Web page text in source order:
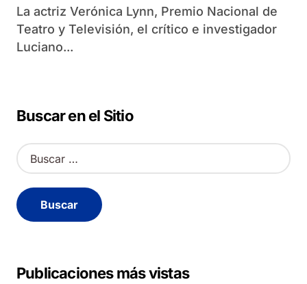
La actriz Verónica Lynn, Premio Nacional de
Teatro y Televisión, el crítico e investigador
Luciano...
Buscar en el Sitio
B
u
c
a
Publicaciones más vistas